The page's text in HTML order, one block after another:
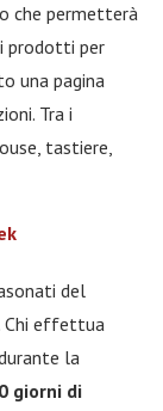
che permetterà
prodotti per
una pagina
Tra i
tastiere,
del
Chi effettua
la
giorni di